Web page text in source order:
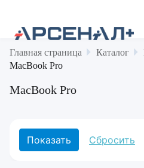
Главная страница Каталог
MacBook Pro
MacBook Pro